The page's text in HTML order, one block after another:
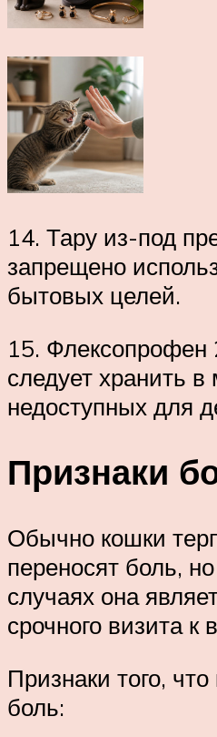
14. Тару из-под
запрещено
бытовых целей.
15. Флексопрофен
следует хранить в
недоступных для
Признаки
Обычно кошки
переносят боль,
случаях она
срочного визита к
Признаки того,
боль: